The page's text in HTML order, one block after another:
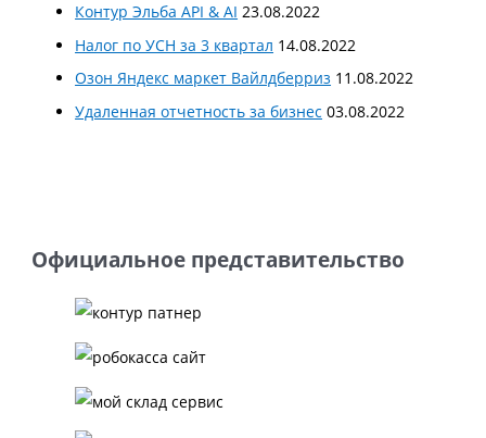
Контур Эльба API & AI 23.08.2022
Налог по УСН за 3 квартал 14.08.2022
Озон Яндекс маркет Вайлдберриз 11.08.2022
Удаленная отчетность за бизнес 03.08.2022
Официальное представительство